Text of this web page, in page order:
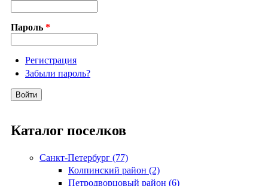
Пароль *
Регистрация
Забыли пароль?
Каталог поселков
Санкт-Петербург (77)
Колпинский район (2)
Петродворцовый район (6)